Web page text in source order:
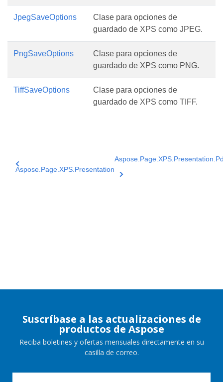
JpegSaveOptions
Clase para opciones de
guardado de XPS como JPEG.
PngSaveOptions
Clase para opciones de
guardado de XPS como PNG.
TiffSaveOptions
Clase para opciones de
guardado de XPS como TIFF.
Aspose.Page.XPS.Presentation
Suscríbase a las actualizaciones de
productos de Aspose
Reciba boletines y ofertas mensuales directamente en su
casilla de correo.